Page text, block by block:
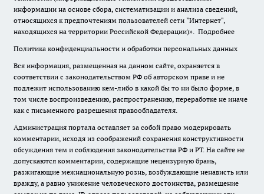
информации на основе сбора, систематизации и анализа сведений,
относящихся к предпочтениям пользователей сети "Интернет",
находящихся на территории Российской Федерации)». Подробнее
Политика конфиденциальности и обработки персональных данных
Вся информация, размещенная на данном сайте, охраняется в
соответствии с законодательством РФ об авторском праве и не
подлежит использованию кем-либо в какой бы то ни было форме, в
том числе воспроизведению, распространению, переработке не иначе
как с письменного разрешения правообладателя.
Администрация портала оставляет за собой право модерировать
комментарии, исходя из соображений сохранения конструктивности
обсуждения тем и соблюдения законодательства РФ и РТ. На сайте не
допускаются комментарии, содержащие нецензурную брань,
разжигающие межнациональную рознь, возбуждающие ненависть или
вражду, а равно унижение человеческого достоинства, размещение